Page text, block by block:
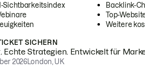
Sichtbarkeitsindex
Backlink-
Top-
Weitere
SICHERN
Echte Strategien. Entwickelt für
2026London, UK